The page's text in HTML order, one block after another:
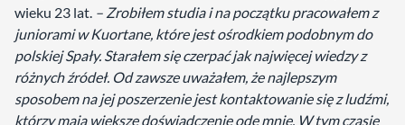
wieku 23 lat. – Zrobiłem studia i na początku pracowałem z
juniorami w Kuortane, które jest ośrodkiem podobnym do
polskiej Spały. Starałem się czerpać jak najwięcej wiedzy z
różnych źródeł. Od zawsze uważałem, że najlepszym
sposobem na jej poszerzenie jest kontaktowanie się z ludźmi,
którzy mają większe doświadczenie ode mnie. W tym czasie